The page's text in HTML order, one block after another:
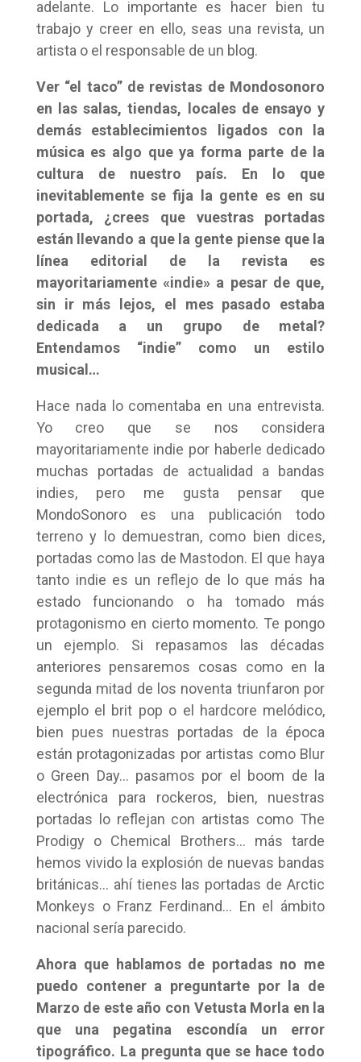
adelante. Lo importante es hacer bien tu
trabajo y creer en ello, seas una revista, un
artista o el responsable de un blog.
Ver “el taco” de revistas de Mondosonoro
en las salas, tiendas, locales de ensayo y
demás establecimientos ligados con la
música es algo que ya forma parte de la
cultura de nuestro país. En lo que
inevitablemente se fija la gente es en su
portada, ¿crees que vuestras portadas
están llevando a que la gente piense que la
línea editorial de la revista es
mayoritariamente «indie» a pesar de que,
sin ir más lejos, el mes pasado estaba
dedicada a un grupo de metal?
Entendamos “indie” como un estilo
musical…
Hace nada lo comentaba en una entrevista.
Yo creo que se nos considera
mayoritariamente indie por haberle dedicado
muchas portadas de actualidad a bandas
indies, pero me gusta pensar que
MondoSonoro es una publicación todo
terreno y lo demuestran, como bien dices,
portadas como las de Mastodon. El que haya
tanto indie es un reflejo de lo que más ha
estado funcionando o ha tomado más
protagonismo en cierto momento. Te pongo
un ejemplo. Si repasamos las décadas
anteriores pensaremos cosas como en la
segunda mitad de los noventa triunfaron por
ejemplo el brit pop o el hardcore melódico,
bien pues nuestras portadas de la época
están protagonizadas por artistas como Blur
o Green Day… pasamos por el boom de la
electrónica para rockeros, bien, nuestras
portadas lo reflejan con artistas como The
Prodigy o Chemical Brothers… más tarde
hemos vivido la explosión de nuevas bandas
británicas… ahí tienes las portadas de Arctic
Monkeys o Franz Ferdinand… En el ámbito
nacional sería parecido.
Ahora que hablamos de portadas no me
puedo contener a preguntarte por la de
Marzo de este año con Vetusta Morla en la
que una pegatina escondía un error
tipográfico. La pregunta que se hace todo